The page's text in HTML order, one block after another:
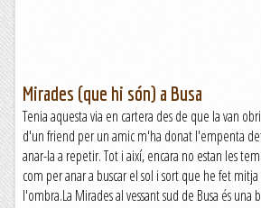
Mirades (que hi són) a Busa
Tenia aquesta via en cartera des de que la van
d'un friend per un amic m'ha donat l'empenta
anar-la a repetir. Tot i així, encara no estan les
com per anar a buscar el sol i sort que he fet mitja
l'ombra.La Mirades al vessant sud de Busa és una